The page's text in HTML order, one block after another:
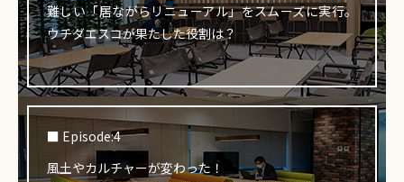
難しい「居ながらリニューアル」をスムーズに実行。
ウチダエスコが果たした役割は？
■ Episode:4
風土やカルチャーが変わった！